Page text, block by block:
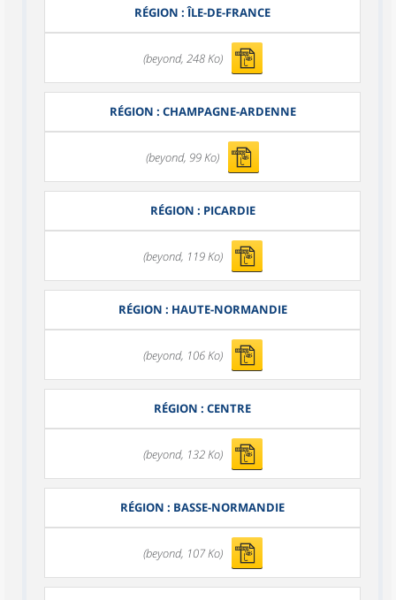
RÉGION : ÎLE-DE-FRANCE
(beyond, 248 Ko)
RÉGION : CHAMPAGNE-ARDENNE
(beyond, 99 Ko)
RÉGION : PICARDIE
(beyond, 119 Ko)
RÉGION : HAUTE-NORMANDIE
(beyond, 106 Ko)
RÉGION : CENTRE
(beyond, 132 Ko)
RÉGION : BASSE-NORMANDIE
(beyond, 107 Ko)